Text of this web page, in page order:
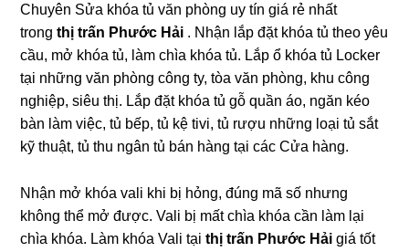
Chuyên Sửa khóa tủ văn phòng uy tín giá rẻ nhất
trongthị trấn Phước Hải . Nhận lắp đặt khóa tủ theo yêu
cầu, mở khóa tủ, làm chìa khóa tủ. Lắp ổ khóa tủ Locker
tại những văn phòng công ty, tòa văn phòng, khu công
nghiệp, siêu thị. Lắp đặt khóa tủ gỗ quần áo, ngăn kéo
bàn làm việc, tủ bếp, tủ kệ tivi, tủ rượu những loại tủ sắt
kỹ thuật, tủ thu ngân tủ bán hàng tại các Cửa hàng.
Nhận mở khóa vali khi bị hỏng, đúng mã số nhưng
không thể mở được. Vali bị mất chìa khóa cần làm lại
chìa khóa. Làm khóa Vali tạithị trấn Phước Hảigiá tốt